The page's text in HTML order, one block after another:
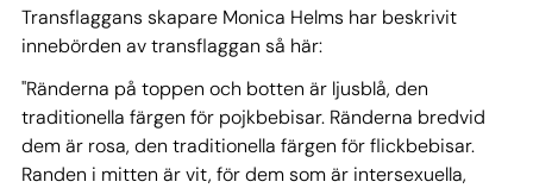
Transflaggans skapare Monica Helms har beskrivit
innebörden av transflaggan så här:
"Ränderna på toppen och botten är ljusblå, den
traditionella färgen för pojkbebisar. Ränderna bredvid
dem är rosa, den traditionella färgen för flickbebisar.
Randen i mitten är vit, för dem som är intersexuella,